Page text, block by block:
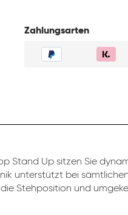
Zahlungsarten
Stand Up sitzen Sie
unterstützt bei
Stehposition und